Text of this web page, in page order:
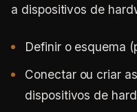
a dispositivos de
Definir o esquema
Conectar ou criar
dispositivos de